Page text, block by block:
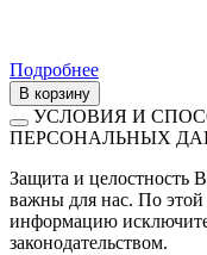
Подробнее
В корзину
УСЛОВИЯ И
ПЕРСОНАЛЬНЫХ
Защита и целостность
важны для нас. По
информацию
законодательством.